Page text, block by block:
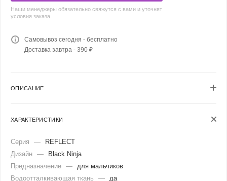
Наши менеджеры обязательно свяжутся с вами и уточнят
условия заказа
Самовывоз сегодня - бесплатно
Доставка завтра - 390 ₽
ОПИСАНИЕ
ХАРАКТЕРИСТИКИ
Серия —
REFLECT
Дизайн —
Black Ninja
Предназначение —
для мальчиков
Водоотталкивающая ткань
—
да